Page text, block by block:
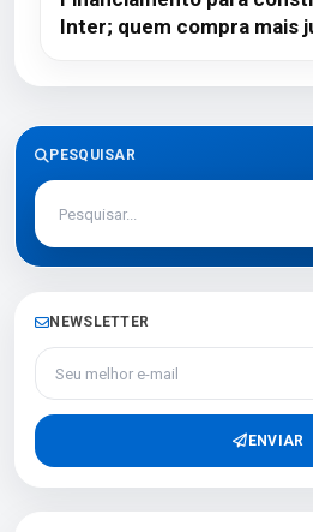
Inter; quem compra mais
PESQUISAR
NEWSLETTER
Seu melhor e-mail
ENVIAR